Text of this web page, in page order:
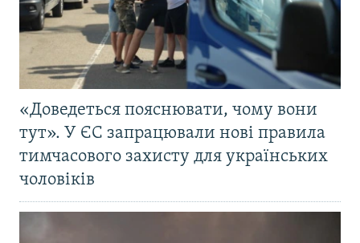
«Доведеться пояснювати, чому вони
тут». У ЄС запрацювали нові правила
тимчасового захисту для українських
чоловіків